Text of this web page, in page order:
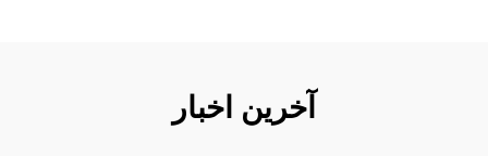
آخرین اخبار